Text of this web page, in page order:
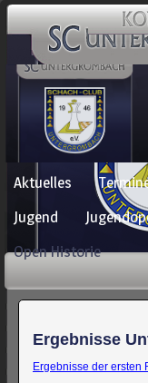
Navigation
überspringen
Aktuelles
Jugend
Open Historie
Ergebnisse
Ergebnisse der ersten